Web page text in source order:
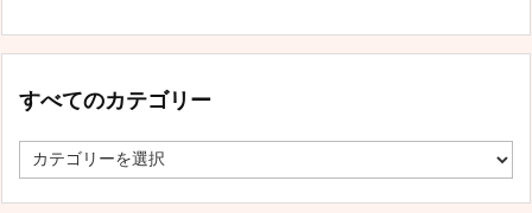
すべてのカテゴリー
べ